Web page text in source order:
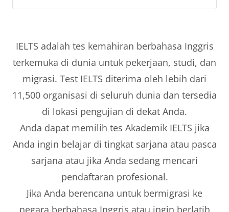
IELTS adalah tes kemahiran berbahasa Inggris
terkemuka di dunia untuk pekerjaan, studi, dan
migrasi. Test IELTS diterima oleh lebih dari
11,500 organisasi di seluruh dunia dan tersedia
di lokasi pengujian di dekat Anda.
Anda dapat memilih tes Akademik IELTS jika
Anda ingin belajar di tingkat sarjana atau pasca
sarjana atau jika Anda sedang mencari
pendaftaran profesional.
Jika Anda berencana untuk bermigrasi ke
negara berbahasa Inggris atau ingin berlatih